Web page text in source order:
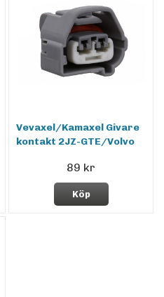
Vevaxel/Kamaxel Givare
kontakt 2JZ-GTE/Volvo
89 kr
Köp